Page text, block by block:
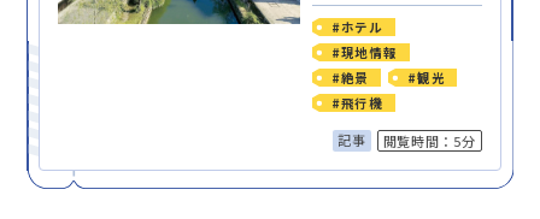
#ホテル
#現地情報
#絶景
#観光
#飛行機
記事 閲覧時間：5分